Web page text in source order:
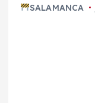
SALAMANCA